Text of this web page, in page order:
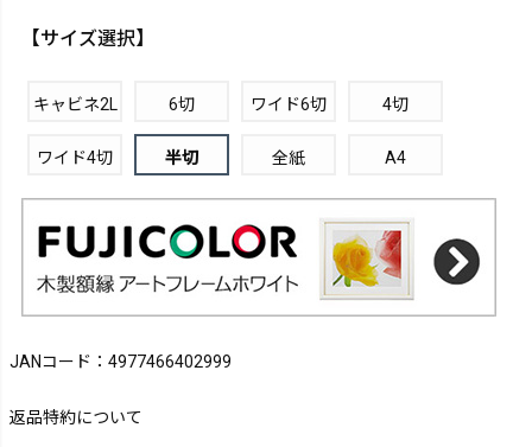
【サイズ選択】
キャビネ2L 6切 ワイド6切 4切
ワイド4切 半切 全紙 A4
JANコード：4977466402999
返品特約について